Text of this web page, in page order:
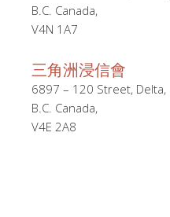
B.C. Canada,
V4N 1A7
三角洲浸信會
6897 – 120 Street, Delta,
B.C. Canada,
V4E 2A8